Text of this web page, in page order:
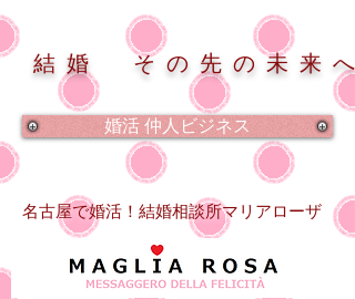
結婚 その先の未来へ
名古屋で婚活！結婚相談所マリアローザ
婚活 仲人ビジネス